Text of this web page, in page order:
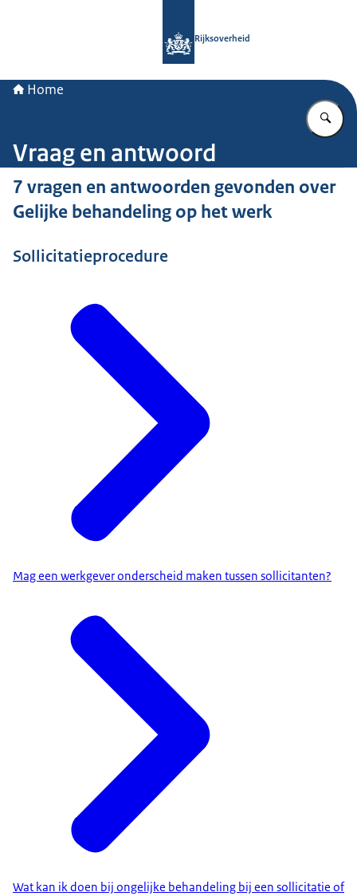
Rijksoverheid
Home
Vraag en antwoord
7 vragen en antwoorden gevonden over
Gelijke behandeling op het werk
Sollicitatieprocedure
Mag een werkgever onderscheid maken tussen sollicitanten?
Wat kan ik doen bij ongelijke behandeling bij een sollicitatie of